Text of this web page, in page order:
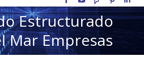
Facebook
YouTubeFoursquare
Pinterest
Estructurado
Mar Empresas
Estás aquí: